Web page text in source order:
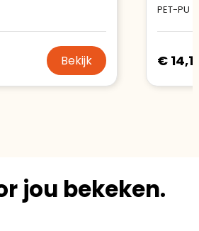
Bekijk
PET-PU
€
jou bekeken.